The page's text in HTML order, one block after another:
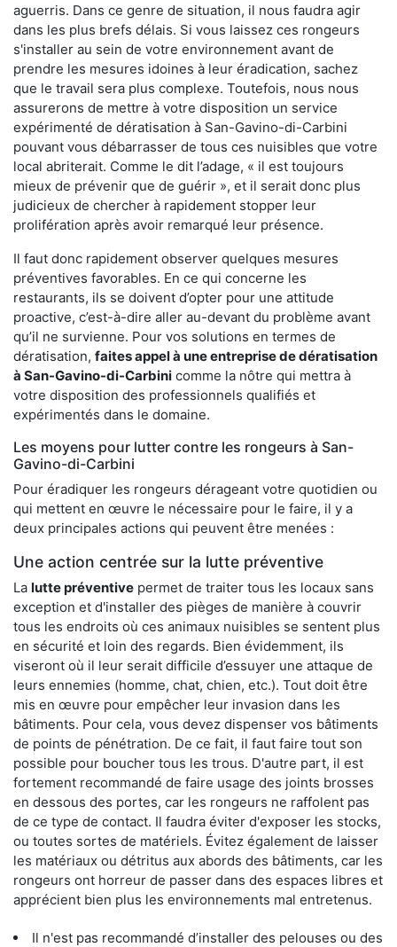
aguerris. Dans ce genre de situation, il nous faudra agir
dans les plus brefs délais. Si vous laissez ces rongeurs
s'installer au sein de votre environnement avant de
prendre les mesures idoines à leur éradication, sachez
que le travail sera plus complexe. Toutefois, nous nous
assurerons de mettre à votre disposition un service
expérimenté de dératisation à San-Gavino-di-Carbini
pouvant vous débarrasser de tous ces nuisibles que votre
local abriterait. Comme le dit l’adage, « il est toujours
mieux de prévenir que de guérir », et il serait donc plus
judicieux de chercher à rapidement stopper leur
prolifération après avoir remarqué leur présence.
Il faut donc rapidement observer quelques mesures
préventives favorables. En ce qui concerne les
restaurants, ils se doivent d’opter pour une attitude
proactive, c’est-à-dire aller au-devant du problème avant
qu’il ne survienne. Pour vos solutions en termes de
dératisation, faites appel à une entreprise de dératisation
à San-Gavino-di-Carbini comme la nôtre qui mettra à
votre disposition des professionnels qualifiés et
expérimentés dans le domaine.
Les moyens pour lutter contre les rongeurs à San-
Gavino-di-Carbini
Pour éradiquer les rongeurs dérageant votre quotidien ou
qui mettent en œuvre le nécessaire pour le faire, il y a
deux principales actions qui peuvent être menées :
Une action centrée sur la lutte préventive
La lutte préventive permet de traiter tous les locaux sans
exception et d'installer des pièges de manière à couvrir
tous les endroits où ces animaux nuisibles se sentent plus
en sécurité et loin des regards. Bien évidemment, ils
viseront où il leur serait difficile d’essuyer une attaque de
leurs ennemies (homme, chat, chien, etc.). Tout doit être
mis en œuvre pour empêcher leur invasion dans les
bâtiments. Pour cela, vous devez dispenser vos bâtiments
de points de pénétration. De ce fait, il faut faire tout son
possible pour boucher tous les trous. D'autre part, il est
fortement recommandé de faire usage des joints brosses
en dessous des portes, car les rongeurs ne raffolent pas
de ce type de contact. Il faudra éviter d'exposer les stocks,
ou toutes sortes de matériels. Évitez également de laisser
les matériaux ou détritus aux abords des bâtiments, car les
rongeurs ont horreur de passer dans des espaces libres et
apprécient bien plus les environnements mal entretenus.
Il n'est pas recommandé d’installer des pelouses ou des